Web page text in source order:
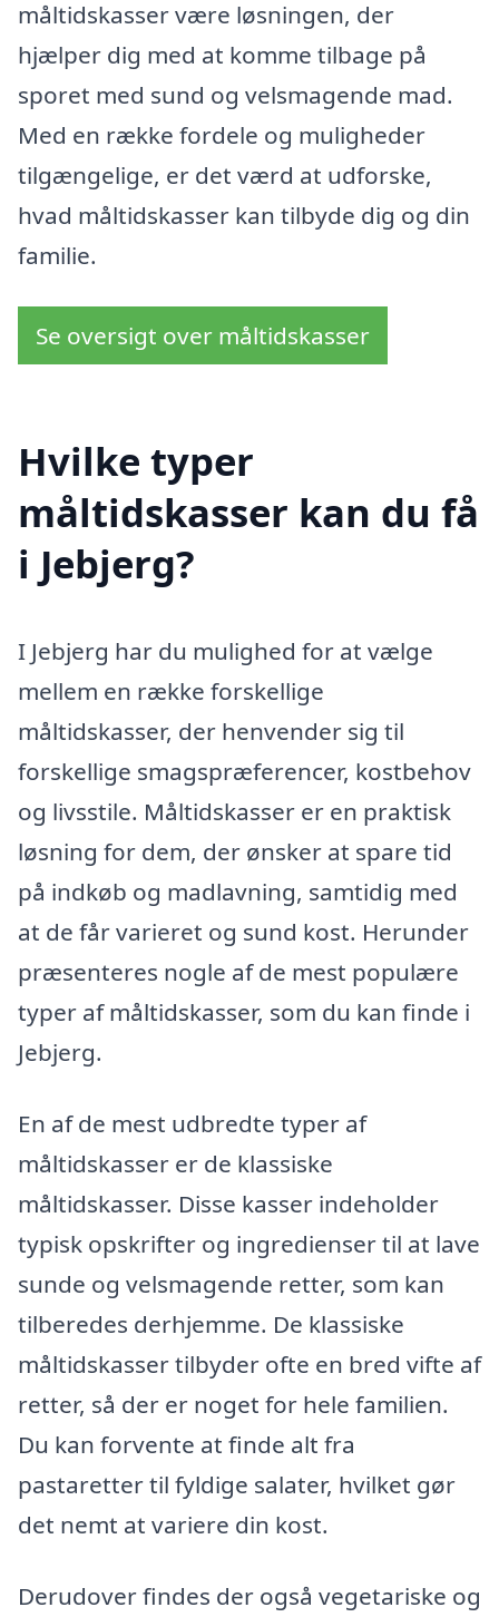
måltidskasser være løsningen, der
hjælper dig med at komme tilbage på
sporet med sund og velsmagende mad.
Med en række fordele og muligheder
tilgængelige, er det værd at udforske,
hvad måltidskasser kan tilbyde dig og din
familie.
Se oversigt over måltidskasser
Hvilke typer
måltidskasser kan du få
i Jebjerg?
I Jebjerg har du mulighed for at vælge
mellem en række forskellige
måltidskasser, der henvender sig til
forskellige smagspræferencer, kostbehov
og livsstile. Måltidskasser er en praktisk
løsning for dem, der ønsker at spare tid
på indkøb og madlavning, samtidig med
at de får varieret og sund kost. Herunder
præsenteres nogle af de mest populære
typer af måltidskasser, som du kan finde i
Jebjerg.
En af de mest udbredte typer af
måltidskasser er de klassiske
måltidskasser. Disse kasser indeholder
typisk opskrifter og ingredienser til at lave
sunde og velsmagende retter, som kan
tilberedes derhjemme. De klassiske
måltidskasser tilbyder ofte en bred vifte af
retter, så der er noget for hele familien.
Du kan forvente at finde alt fra
pastaretter til fyldige salater, hvilket gør
det nemt at variere din kost.
Derudover findes der også vegetariske og